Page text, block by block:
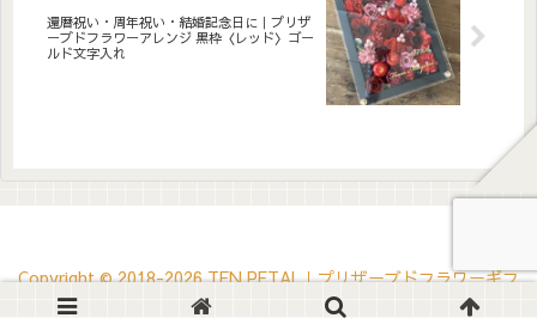
還暦祝い・周年祝い・結婚記念日に｜プリザ
ーブドフラワーアレンジ 黒枠〈レッド〉ゴー
ルド文字入れ
Copyright © 2018-2026 TEN PETAL｜プリザーブドフラワーギフ
ト・ウェルカムボード All Rights Reserved.